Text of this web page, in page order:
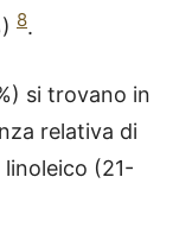
8.
si trovano in
relativa di
(21-